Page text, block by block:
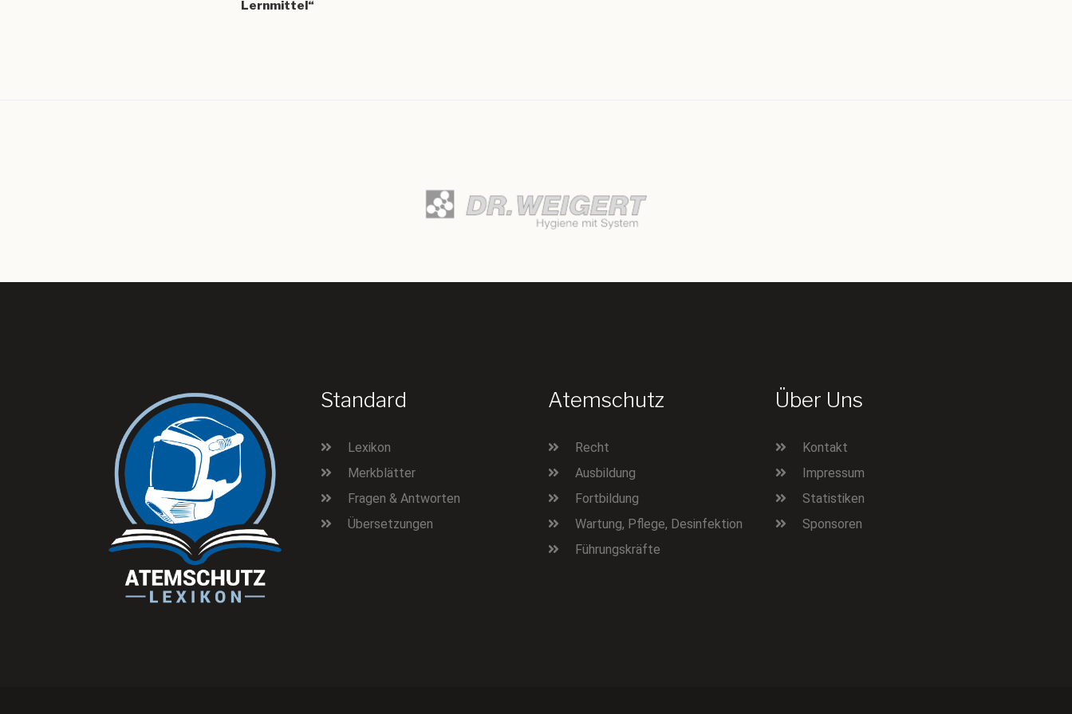
Lernmittel“
Standard
Lexikon
Merkblätter
Fragen & Antworten
Übersetzungen
Atemschutz
Recht
Ausbildung
Fortbildung
Wartung, Pflege, Desinfektion
Führungskräfte
Über Uns
Kontakt
Impressum
Statistiken
Sponsoren